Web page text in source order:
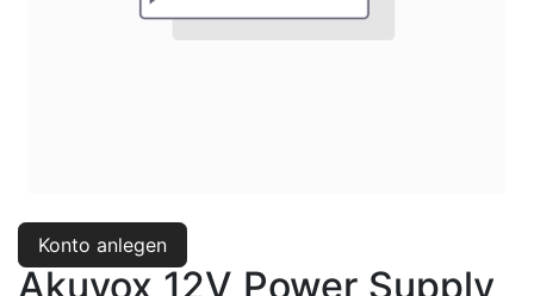
Konto anlegen
Akuvox 12V Power Supply